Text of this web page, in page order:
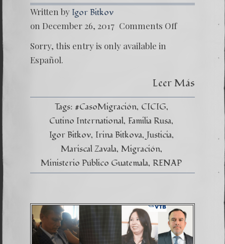
Written by Igor Bitkov
on December 26, 2017 Comments Off
23/12/
Sorry, this entry is only available in
Español.
Leer Más
Tags: #CasoMigración CICIG
Cutino International Familia Rusa
Igor Bitkov Irina Bitkova Justicia
Mariscal Zavala Migración
Ministerio Público Guatemala RENAP